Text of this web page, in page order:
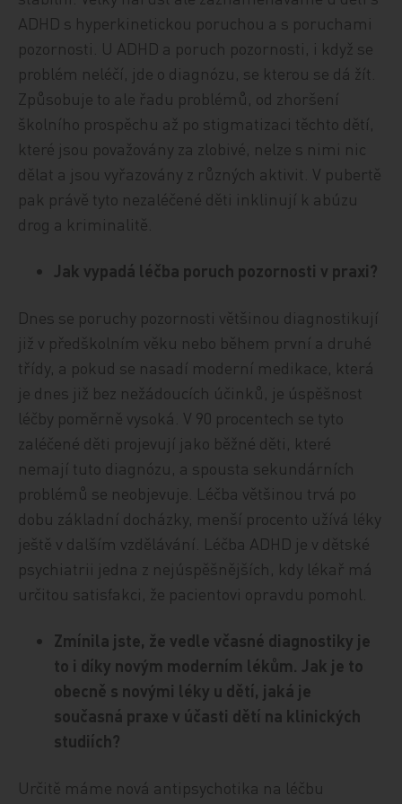
ADHD s hyperkinetickou poruchou a s poruchami
pozornosti. U ADHD a poruch pozornosti, i když se
problém neléčí, jde o diagnózu, se kterou se dá žít.
Způsobuje to ale řadu problémů, od zhoršení
školního prospěchu až po stigmatizaci těchto dětí,
které jsou považovány za zlobivé, nelze s nimi nic
dělat a jsou vyřazovány z různých aktivit. V pubertě
pak právě tyto nezaléčené děti inklinují k abúzu
drog a kriminalitě.
Jak vypadá léčba poruch pozornosti v praxi?
Dnes se poruchy pozornosti většinou diagnostikují
již v předškolním věku nebo během první a druhé
třídy, a pokud se nasadí moderní medikace, která
je dnes již bez nežádoucích účinků, je úspěšnost
léčby poměrně vysoká. V 90 procentech se tyto
zaléčené děti projevují jako běžné děti, které
nemají tuto diagnózu, a spousta sekundárních
problémů se neobjevuje. Léčba většinou trvá po
dobu základní docházky, menší procento užívá léky
ještě v dalším vzdělávání. Léčba ADHD je v dětské
psychiatrii jedna z nejúspěšnějších, kdy lékař má
určitou satisfakci, že pacientovi opravdu pomohl.
Zmínila jste, že vedle včasné diagnostiky je
to i díky novým moderním lékům. Jak je to
obecně s novými léky u dětí, jaká je
současná praxe v účasti dětí na klinických
studiích?
Určitě máme nová antipsychotika na léčbu